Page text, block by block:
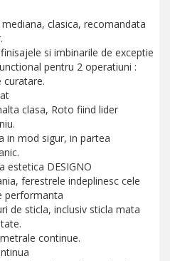
clasica, recomandata
si imbinarile de exceptie
pentru 2 operatiuni :
curatare.
clasa, Roto fiind lider
in mod sigur, in partea
estetica DESIGNO
ferestrele indeplinesc cele
performanta
de sticla, inclusiv sticla mata
continue.